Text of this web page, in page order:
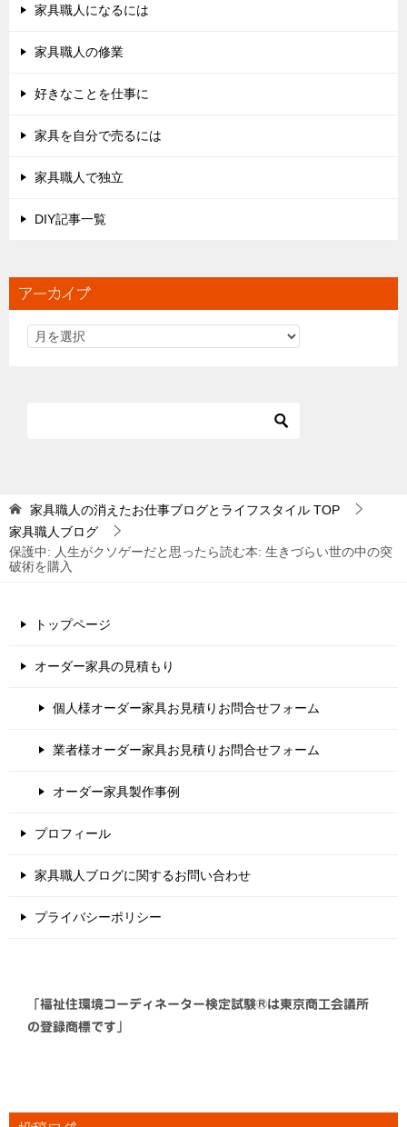
家具職人になるには
家具職人の修業
好きなことを仕事に
家具を自分で売るには
家具職人で独立
DIY記事一覧
アーカイブ
家具職人の消えたお仕事ブログとライフスタイル TOP
家具職人ブログ
保護中: 人生がクソゲーだと思ったら読む本: 生きづらい世の中の突
破術を購入
トップページ
オーダー家具の見積もり
個人様オーダー家具お見積りお問合せフォーム
業者様オーダー家具お見積りお問合せフォーム
オーダー家具製作事例
プロフィール
家具職人ブログに関するお問い合わせ
プライバシーポリシー
「福祉住環境コーディネーター検定試験®は東京商工会議所
の登録商標です」